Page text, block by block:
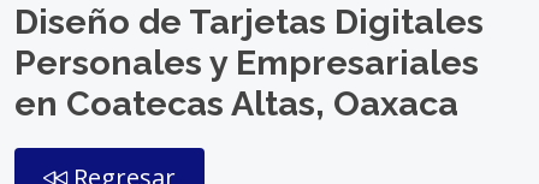
Diseño de Tarjetas Digitales
Personales y Empresariales
en Coatecas Altas, Oaxaca
Regresar